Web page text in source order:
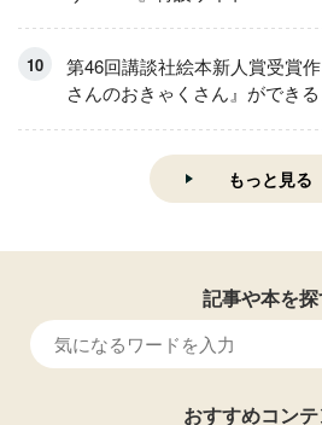
第46回講談社絵本新人賞受賞
さんのおきゃくさん』ができ
もっと見る
記事や本を
おすすめコン